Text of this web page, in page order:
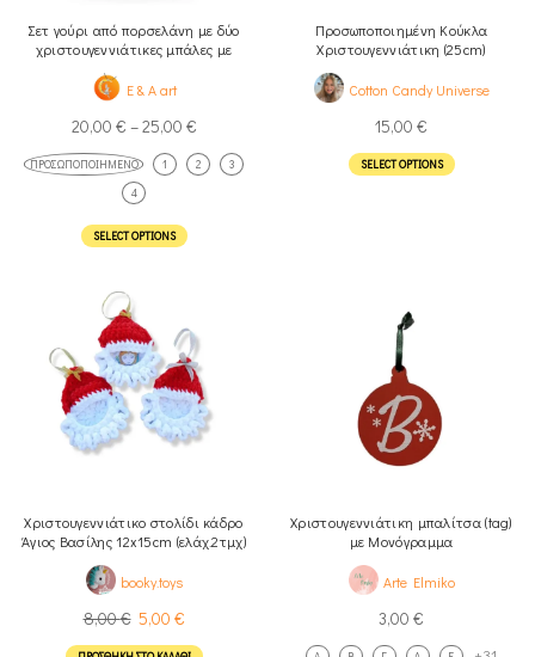
Σετ γούρι από πορσελάνη με δύο
χριστουγεννιάτικες μπάλες με
αφιέρωση από υγρό γυαλί
E & A art
20,00 € –25,00 €
ΠΡΟΣΩΠΟΠΟΙΗΜΈΝΟ 1 2
3
4
SELECT OPTIONS
Προσωποποιημένη Κούκλα
Χριστουγεννιάτικη (25cm)
Cotton Candy Universe
15,00 €
SELECT OPTIONS
Χριστουγεννιάτικο στολίδι κάδρο
Άγιος Βασίλης 12x15cm (ελάχ.2τμχ)
booky.toys
8,00€ 5,00 €
Χριστουγεννιάτικη μπαλίτσα (tag)
με Μονόγραμμα
Arte Elmiko
3,00 €